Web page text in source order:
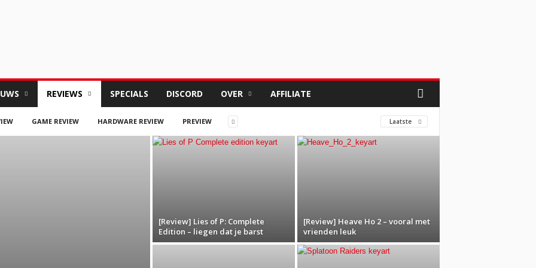
REVIEWS SPECIALS DISCORD OVER AFFILIATE
GAME REVIEW HARDWARE REVIEW PREVIEW Laatste
[Review] Lies of P: Complete
Edition – liegen dat je barst
[Review] Heave Ho 2 – vooral met
vrienden leuk